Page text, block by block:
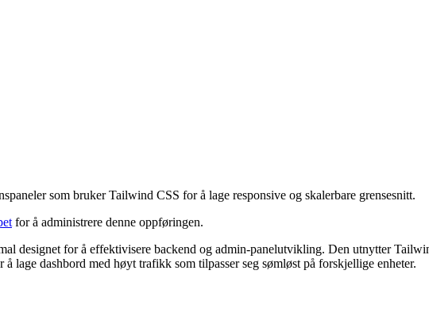
som bruker Tailwind CSS for å lage responsive og skalerbare grensesnitt.
for å administrere denne oppføringen.
designet for å effektivisere backend og admin-panelutvikling. Den utnytter
lage dashbord med høyt trafikk som tilpasser seg sømløst på forskjellige enheter.